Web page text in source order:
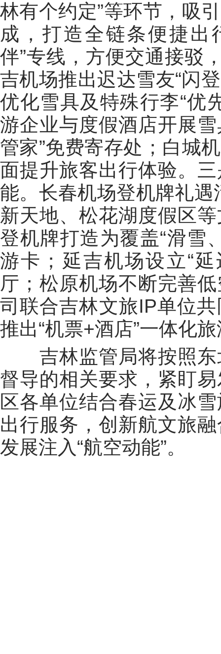
林有个约定”等环节，吸
成，打造全链条便捷出
伴”专线，方便交通接驳
吉机场推出迟达雪友“闪
优化雪具及特殊行李“优
游企业与度假酒店开展雪
管家”免费寄存处；白城
面提升旅客出行体验。
能。长春机场登机牌礼
新天地、松花湖度假区
登机牌打造为覆盖“滑雪
游卡；延吉机场设立“
厅；松原机场不断完善
司联合吉林文旅IP单位
推出“机票+酒店”一体化
吉林监管局将按照东
督导的相关要求，紧盯
区各单位结合春运及冰
出行服务，创新航文旅
发展注入“航空动能”。